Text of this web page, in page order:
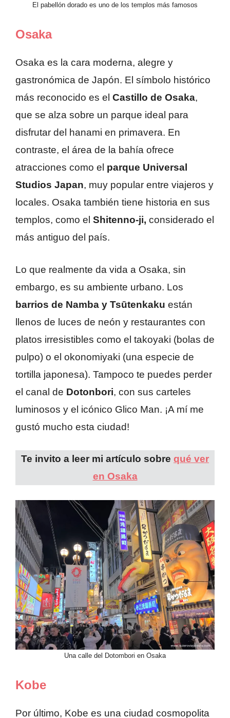
El pabellón dorado es uno de los templos más famosos
Osaka
Osaka es la cara moderna, alegre y
gastronómica de Japón. El símbolo histórico
más reconocido es el Castillo de Osaka,
que se alza sobre un parque ideal para
disfrutar del hanami en primavera. En
contraste, el área de la bahía ofrece
atracciones como el parque Universal
Studios Japan, muy popular entre viajeros y
locales. Osaka también tiene historia en sus
templos, como el Shitenno-ji, considerado el
más antiguo del país.
Lo que realmente da vida a Osaka, sin
embargo, es su ambiente urbano. Los
barrios de Namba y Tsūtenkaku están
llenos de luces de neón y restaurantes con
platos irresistibles como el takoyaki (bolas de
pulpo) o el okonomiyaki (una especie de
tortilla japonesa). Tampoco te puedes perder
el canal de Dotonbori, con sus carteles
luminosos y el icónico Glico Man. ¡A mí me
gustó mucho esta ciudad!
Te invito a leer mi artículo sobre qué ver
en Osaka
Una calle del Dotombori en Osaka
Kobe
Por último, Kobe es una ciudad cosmopolita